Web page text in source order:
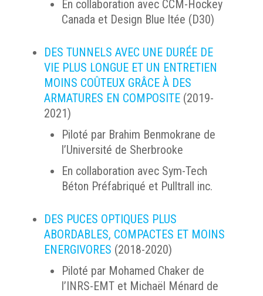
En collaboration avec CCM-Hockey
Canada et Design Blue ltée (D30)
DES TUNNELS AVEC UNE DURÉE DE
VIE PLUS LONGUE ET UN ENTRETIEN
MOINS COÛTEUX GRÂCE À DES
ARMATURES EN COMPOSITE(2019-
2021)
Piloté par Brahim Benmokrane de
l’Université de Sherbrooke
En collaboration avec Sym-Tech
Béton Préfabriqué et Pulltrall inc.
DES PUCES OPTIQUES PLUS
ABORDABLES, COMPACTES ET MOINS
ENERGIVORES (2018-2020)
Piloté par Mohamed Chaker de
l’INRS-EMT et Michaël Ménard de